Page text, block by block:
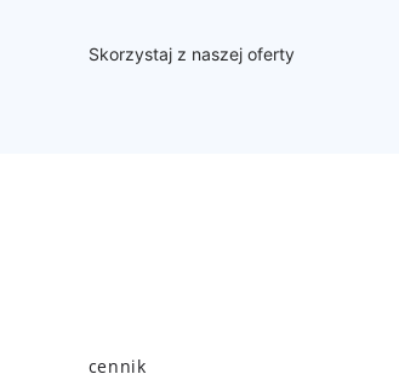
Skorzystaj z naszej oferty
cennik